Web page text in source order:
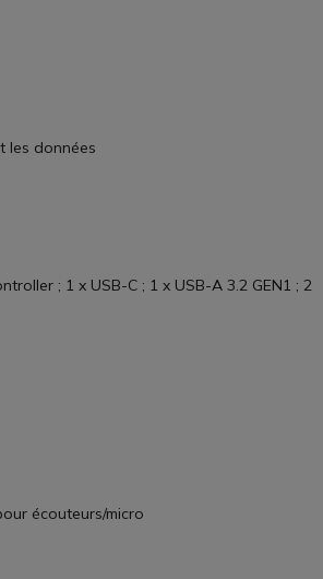
les données
; 1 x USB-C ; 1 x USB-A 3.2 GEN1 ; 2
écouteurs/micro